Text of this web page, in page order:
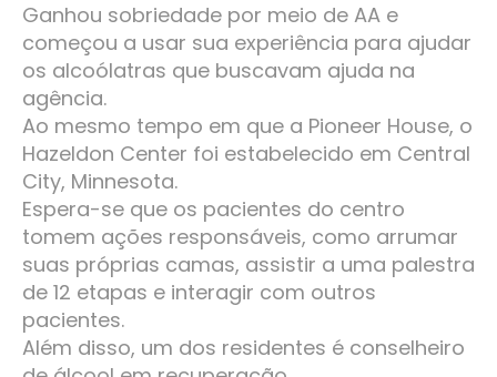
Ganhou sobriedade por meio de AA e
começou a usar sua experiência para ajudar
os alcoólatras que buscavam ajuda na
agência.
Ao mesmo tempo em que a Pioneer House, o
Hazeldon Center foi estabelecido em Central
City, Minnesota.
Espera-se que os pacientes do centro
tomem ações responsáveis, como arrumar
suas próprias camas, assistir a uma palestra
de 12 etapas e interagir com outros
pacientes.
Além disso, um dos residentes é conselheiro